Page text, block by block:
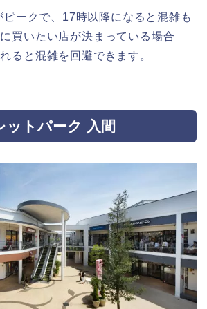
ークで、17時以降になると混雑も
買いたい店が決まっている場合
ると混雑を回避できます。
ットパーク 入間